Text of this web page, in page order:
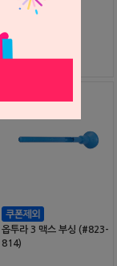
S0512133
240,000원
240,000
옵투라 3 맥스 부싱 (#823-
814)